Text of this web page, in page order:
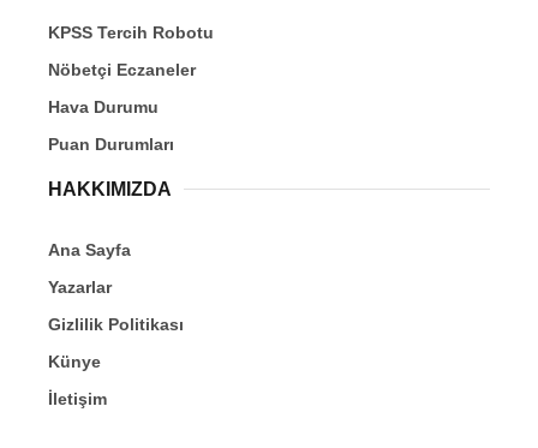
KPSS Tercih Robotu
Nöbetçi Eczaneler
Hava Durumu
Puan Durumları
HAKKIMIZDA
Ana Sayfa
Yazarlar
Gizlilik Politikası
Künye
İletişim